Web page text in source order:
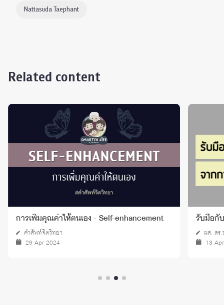
Nattasuda Taephant
Related content
การเพิ่มคุณค่าให้ตนเอง - Self-enhancement
คำศัพท์จิตวิทยา
29 Apr 2024
รับมือกั
ผศ. ดร
13